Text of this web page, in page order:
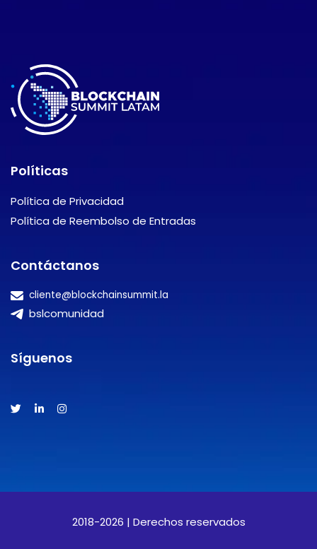
Políticas
Política de Privacidad
Política de Reembolso de Entradas
Contáctanos
cliente@blockchainsummit.la
bslcomunidad
Síguenos
2018-2026 | Derechos reservados